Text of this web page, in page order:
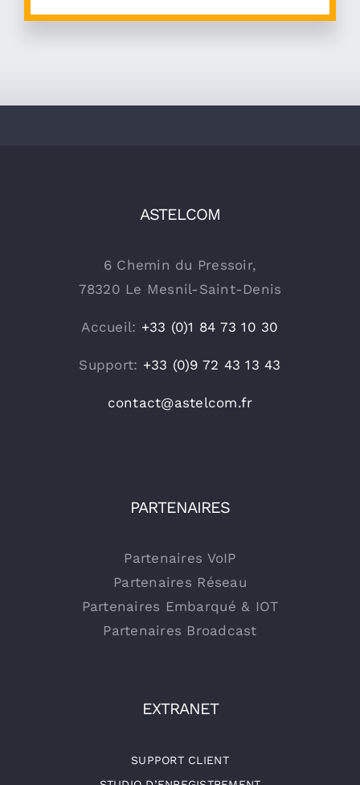
ASTELCOM
6 Chemin du Pressoir,
78320 Le Mesnil-Saint-Denis
Accueil: +33 (0)1 84 73 10 30
Support: +33 (0)9 72 43 13 43
contact@astelcom.fr
PARTENAIRES
Partenaires VoIP
Partenaires Réseau
Partenaires Embarqué & IOT
Partenaires Broadcast
EXTRANET
SUPPORT CLIENT